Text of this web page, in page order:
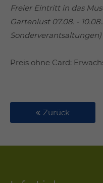
Freier Eintritt in das
Gartenlust 07.08. -
Sonderverantsaltungen)
Preis ohne Card:
Zurück